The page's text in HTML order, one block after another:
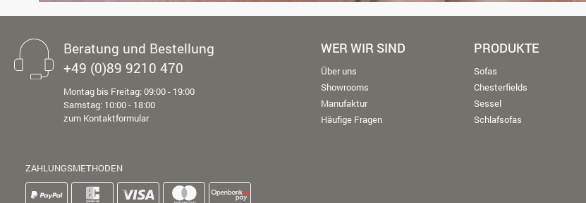
Beratung und Bestellung
+49 (0)89 9210 470
Montag bis Freitag: 09:00 - 19:00
Samstag: 10:00 - 18:00
zum Kontaktformular
ZAHLUNGSMETHODEN
WER WIR SIND
Über uns
Showrooms
Manufaktur
Häufige Fragen
PRODUKTE
Sofas
Chesterfields
Sessel
Schlafsofas